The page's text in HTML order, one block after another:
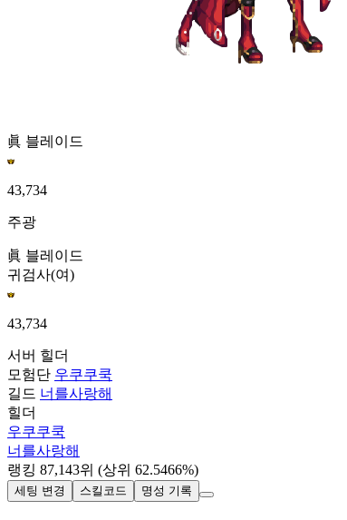
眞 블레이드
43,734
주광
眞 블레이드
귀검사(여)
43,734
서버 힐더
모험단 우쿠쿠쿡
길드 너를사랑해
힐더
우쿠쿠쿡
너를사랑해
랭킹 87,143위 (상위 62.5466%)
세팅 변경 스킬코드 명성 기록